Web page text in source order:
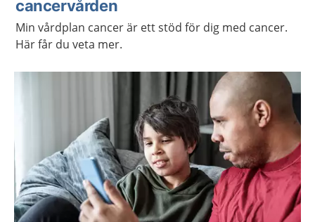
cancervården
Min vårdplan cancer är ett stöd för dig med cancer.
Här får du veta mer.